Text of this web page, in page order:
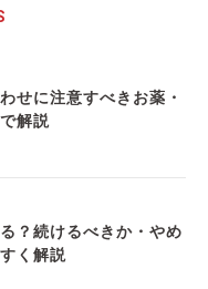
せに注意すべきお薬・
解説
？続けるべきか・やめ
く解説